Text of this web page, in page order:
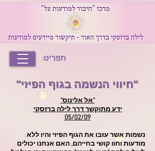
תפריט:
"חיווי הנשמה בגוף הפיזי"
"אל אלינוס"
ידע מתוקשר דרך לילה ברזסקי
05/02/09
נשמות אשר עזבו את הגוף הפיזי והיו ללא
מודעות וחוו קושי בחייהם, האם אנחנו יכולים